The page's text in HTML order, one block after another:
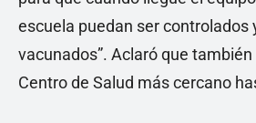
escuela puedan ser controlados
vacunados”. Aclaró que
Centro de Salud más cercano